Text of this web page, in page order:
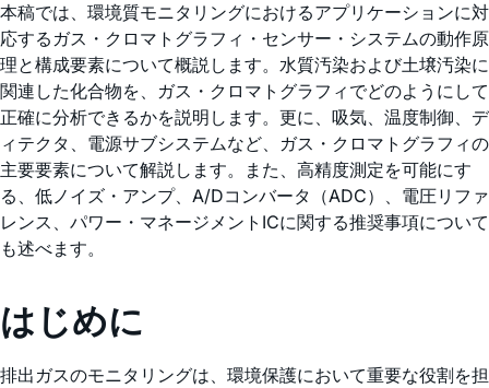
本稿では、環境質モニタリングにおけるアプリケーションに対
応するガス・クロマトグラフィ・センサー・システムの動作原
理と構成要素について概説します。水質汚染および土壌汚染に
関連した化合物を、ガス・クロマトグラフィでどのようにして
正確に分析できるかを説明します。更に、吸気、温度制御、デ
ィテクタ、電源サブシステムなど、ガス・クロマトグラフィの
主要要素について解説します。また、高精度測定を可能にす
る、低ノイズ・アンプ、A/Dコンバータ（ADC）、電圧リファ
レンス、パワー・マネージメントICに関する推奨事項について
も述べます。
はじめに
排出ガスのモニタリングは、環境保護において重要な役割を担